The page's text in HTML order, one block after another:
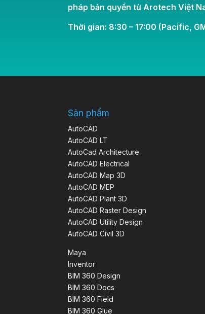
pháp bản quyền từ Arotech Việt
Thời gian: 8:30 – 17:00 (Pacific,
Sản phẩm
AutoCAD
AutoCAD LT
AutoCad Architecture
AutoCAD Electrical
AutoCAD Map 3D
AutoCAD MEP
AutoCAD Plant 3D
AutoCAD Raster Design
AutoCAD Utility Design
AutoCAD Civil 3D
Maya
Inventor
BIM 360 Design
BIM 360 Docs
BIM 360 Field
BIM 360 Glue